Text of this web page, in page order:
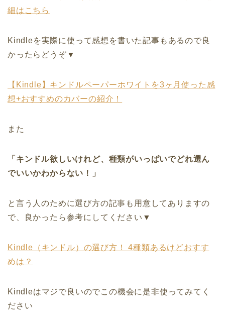
細はこちら
Kindleを実際に使って感想を書いた記事もあるので良
かったらどうぞ▼
【Kindle】キンドルペーパーホワイトを3ヶ月使った感
想+おすすめのカバーの紹介！
また
「キンドル欲しいけれど、種類がいっぱいでどれ選ん
でいいかわからない！」
と言う人のために選び方の記事も用意してありますの
で、良かったら参考にしてください▼
Kindle（キンドル）の選び方！ 4種類あるけどおすす
めは？
Kindleはマジで良いのでこの機会に是非使ってみてく
ださい